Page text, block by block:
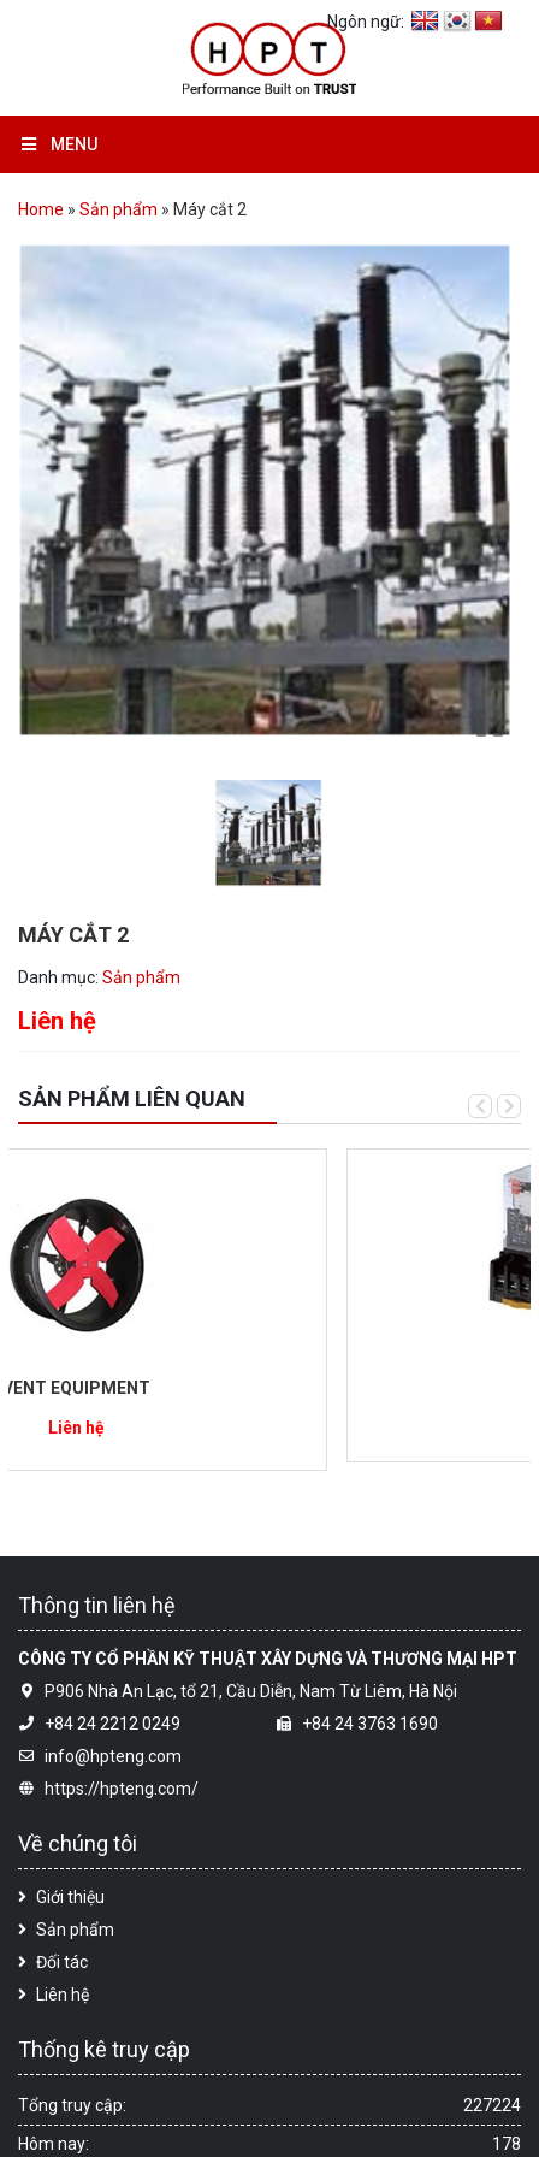
Ngôn ngữ:
MENU
Home » Sản phẩm » Máy cắt 2
MÁY CẮT 2
Danh mục: Sản phẩm
Liên hệ
SẢN PHẨM LIÊN QUAN
Thông tin liên hệ
CÔNG TY CỔ PHẦN KỸ THUẬT XÂY DỰNG VÀ THƯƠNG MẠI HPT
P906 Nhà An Lạc, tổ 21, Cầu Diễn, Nam Từ Liêm, Hà Nội
+84 24 2212 0249
+84 24 3763 1690
info@hpteng.com
https://hpteng.com/
Về chúng tôi
Giới thiệu
Sản phẩm
Đối tác
Liên hệ
Thống kê truy cập
227224
Tổng truy cập:
178
Hôm nay: